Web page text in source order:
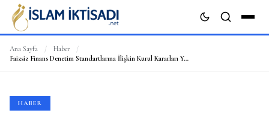
ARA
Ana Sayfa / Haber
/
Faizsiz Finans Denetim Standartlarına İlişkin Kurul Kararları Yayımlandı.
HABER